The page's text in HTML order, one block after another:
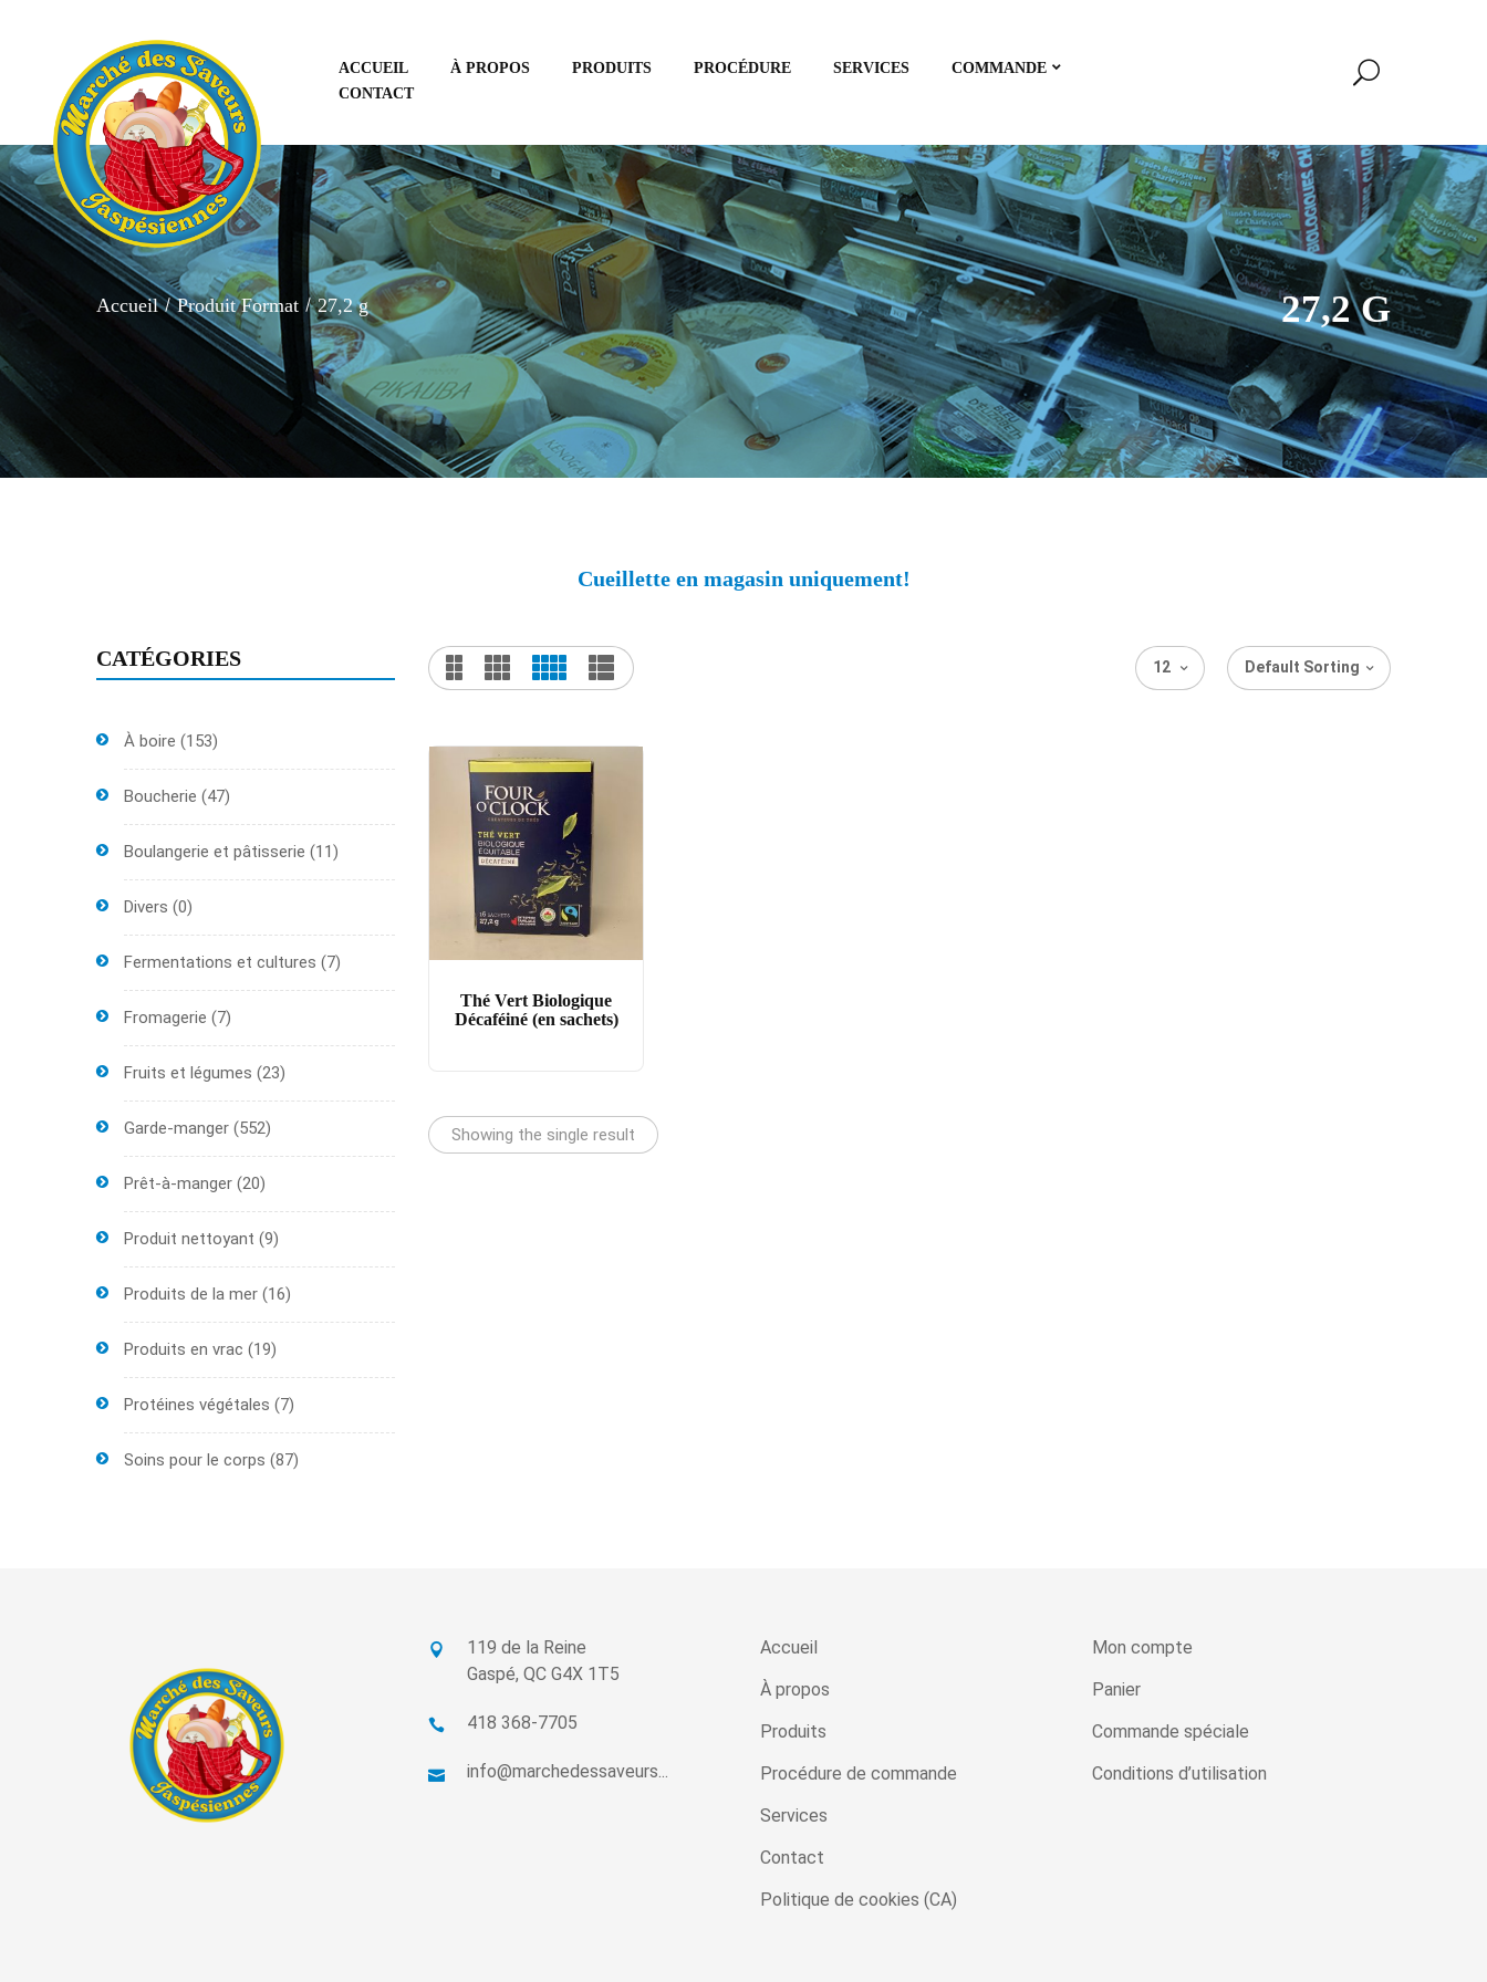
ACCUEIL À PROPOS PRODUITS PROCÉDURE SERVICES
COMMANDE
CONTACT
27,2 G
Accueil Produit Format 27,2 g
Cueillette en magasin uniquement!
CATÉGORIES
À boire (153)
Boucherie (47)
Boulangerie et pâtisserie (11)
Divers (0)
Fermentations et cultures (7)
Fromagerie (7)
Fruits et légumes (23)
Garde-manger (552)
Prêt-à-manger (20)
Produit nettoyant (9)
Produits de la mer (16)
Produits en vrac (19)
Protéines végétales (7)
Soins pour le corps (87)
Default Sorting
12
Thé Vert Biologique
Décaféiné (en sachets)
Showing the single result
119 de la Reine
Gaspé, QC G4X 1T5
418 368-7705
info@marchedessaveurs...
Accueil
À propos
Produits
Procédure de commande
Services
Contact
Politique de cookies (CA)
Mon compte
Panier
Commande spéciale
Conditions d’utilisation